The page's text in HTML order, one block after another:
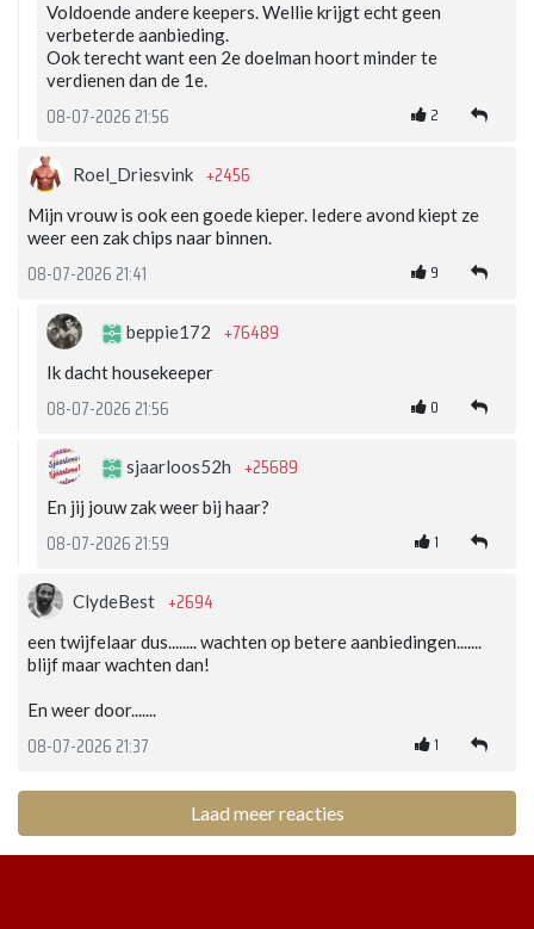
Voldoende andere keepers. Wellie krijgt echt geen
verbeterde aanbieding.
Ook terecht want een 2e doelman hoort minder te
verdienen dan de 1e.
08-07-2026 21:56 2
Roel_Driesvink +2456
Mijn vrouw is ook een goede kieper. Iedere avond kiept ze
weer een zak chips naar binnen.
08-07-2026 21:41 9
beppie172 +76489
Ik dacht housekeeper
08-07-2026 21:56 0
sjaarloos52h +25689
En jij jouw zak weer bij haar?
08-07-2026 21:59 1
ClydeBest +2694
een twijfelaar dus........ wachten op betere aanbiedingen.......
blijf maar wachten dan!
En weer door.......
08-07-2026 21:37 1
Laad meer reacties